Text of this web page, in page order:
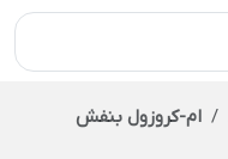
ام-کروزول بنفش